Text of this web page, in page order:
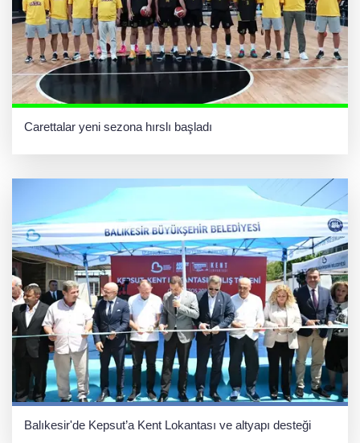
Carettalar yeni sezona hırslı başladı
Balıkesir'de Kepsut’a Kent Lokantası ve altyapı desteği